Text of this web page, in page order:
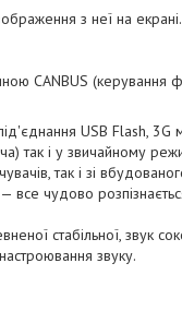
з неї на
CANBUS (керування
USB Flash, 3G
так і у звичайному
так і зі
все чудово
стабільної, звук
звуку.